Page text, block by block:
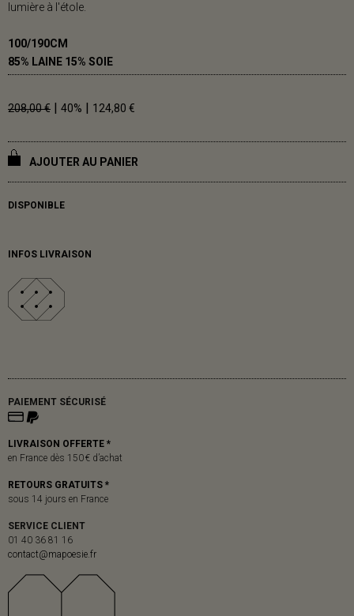
lumière à l'étole.
100/190CM
85% LAINE 15% SOIE
208,00 € 40% 124,80 €
AJOUTER AU PANIER
DISPONIBLE
INFOS LIVRAISON
PAIEMENT SÉCURISÉ
LIVRAISON OFFERTE *
en France dès 150 € d’achat
RETOURS GRATUITS *
sous 14 jours en France
SERVICE CLIENT
01 40 36 81 16
contact@mapoesie.fr